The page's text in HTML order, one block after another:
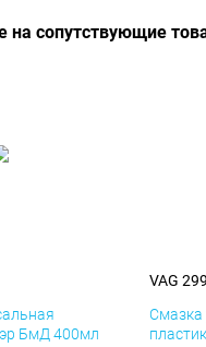
на сопутствующие
БмД 400мл
VAG
Смазка